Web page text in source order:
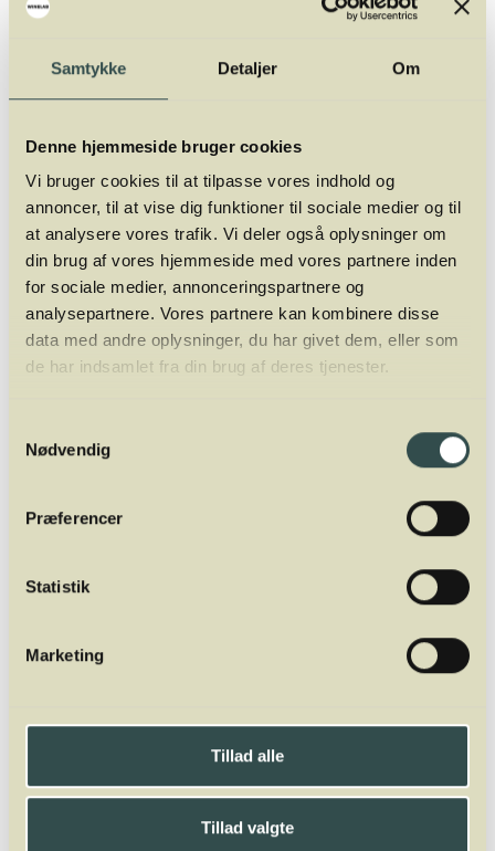
Samtykke Detaljer Om
Denne hjemmeside bruger cookies
Vi bruger cookies til at tilpasse vores indhold og
annoncer, til at vise dig funktioner til sociale medier og til
at analysere vores trafik. Vi deler også oplysninger om
din brug af vores hjemmeside med vores partnere inden
for sociale medier, annonceringspartnere og
analysepartnere. Vores partnere kan kombinere disse
data med andre oplysninger, du har givet dem, eller som
de har indsamlet fra din brug af deres tjenester.
Nødvendig
Præferencer
Statistik
Marketing
Tillad alle
Tillad valgte
En ammestuehistorie siger, at makrellen æder mennesker, at
Det er naturligvis en påstand, som intet har på sig. Makrellens
omliggende vand. Når makrelblod én gang er tørret ind i tøj,
Næringsværdi pr. 100 g:
Energi 1048 kJ
Protein 19,6 g
Kulhydrat 0,0 g
Fedt 18,8 g (Fedt kan variere mellem 10,5–24,2 g)
Tysk: Makrele
Mads Jordansen har en stor og bred
vinerfaring fra +20 år i branchen. Først som
underviser og ejer af Winelab Academy. Han
er tidligere underviser af sommelierer i Aarhus
Uddannelse. Oveni er han director for
Winelab Agency.